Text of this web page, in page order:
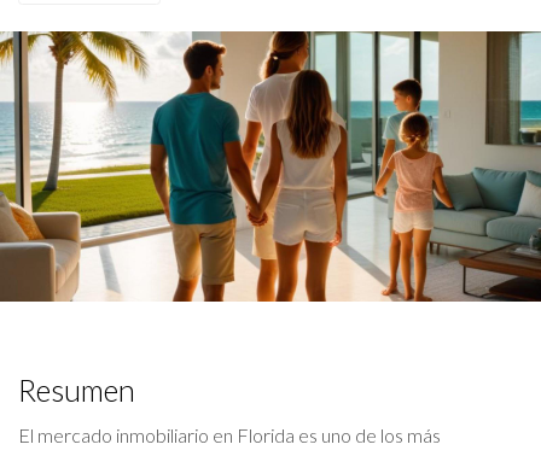
Resumen
El mercado inmobiliario en Florida es uno de los más